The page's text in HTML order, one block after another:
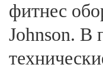
фитнес
Johnson. В